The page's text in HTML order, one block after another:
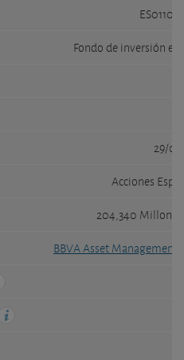
Fondo de inversión
29/
Acciones
204,340 Millones
BBVA Asset Management